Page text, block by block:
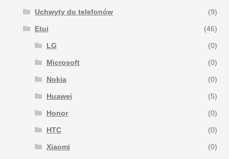
Uchwyty do telefonów (9)
Etui (46)
LG (0)
Microsoft (0)
Nokia (0)
Huawei (5)
Honor (0)
HTC (0)
Xiaomi (0)